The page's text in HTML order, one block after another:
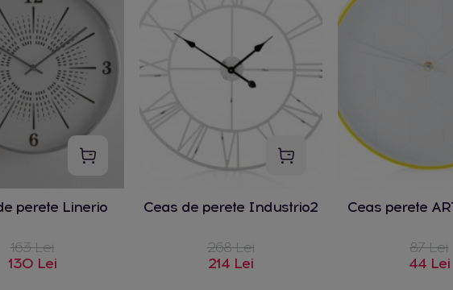
perete Linerio
163 Lei
130 Lei
Ceas de perete Industrio2
268 Lei
214 Lei
Ceas perete
87 Lei
44 Lei